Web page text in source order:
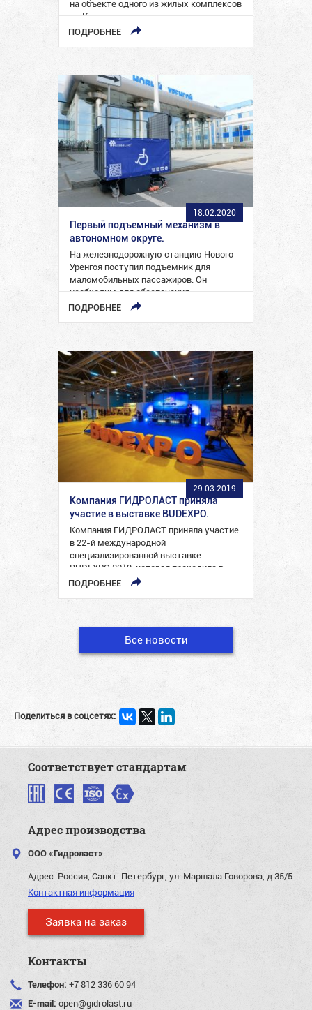
на объекте одного из жилых комплексов
в г.Краснодар.
ПОДРОБНЕЕ
18.02.2020
Первый подъемный механизм в
автономном округе.
На железнодорожную станцию Нового
Уренгоя поступил подъемник для
маломобильных пассажиров. Он
необходим для обеспечения
беспрепятственной посадки и высадки
инвалидов-колясочников в…
ПОДРОБНЕЕ
29.03.2019
Компания ГИДРОЛАСТ приняла
участие в выставке BUDEXPO.
Компания ГИДРОЛАСТ приняла участие
в 22-й международной
специализированной выставке
BUDEXPO 2019, которая проходила в
период с 26 по 29 марта…
ПОДРОБНЕЕ
Все новости
Поделиться в соцсетях:
Соответствует стандартам
Адрес производства
ООО «Гидроласт»
Адрес: Россия, Санкт-Петербург, ул. Маршала Говорова, д.35/5
Контактная информация
Заявка на заказ
Контакты
Телефон: +7 812 336 60 94
E-mail: open@gidrolast.ru